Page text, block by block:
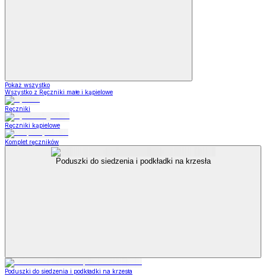
Pokaż wszystko
Wszystko z Ręczniki małe i kąpielowe
Ręczniki
Ręczniki kąpielowe
Komplet ręczników
Poduszki do siedzenia i podkładki na krzesła
Poduszki do siedzenia i podkładki na krzesła